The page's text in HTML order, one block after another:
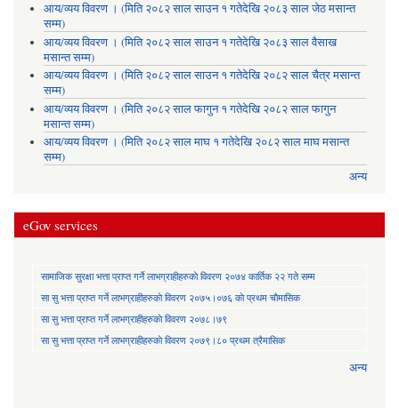
आय/व्यय विवरण । (मिति २०८२ साल साउन १ गतेदेखि २०८३ साल जेठ मसान्त
सम्म)
आय/व्यय विवरण । (मिति २०८२ साल साउन १ गतेदेखि २०८३ साल वैसाख
मसान्त सम्म)
आय/व्यय विवरण । (मिति २०८२ साल साउन १ गतेदेखि २०८२ साल चैत्र मसान्त
सम्म)
आय/व्यय विवरण । (मिति २०८२ साल फागुन १ गतेदेखि २०८२ साल फागुन
मसान्त सम्म)
आय/व्यय विवरण । (मिति २०८२ साल माघ १ गतेदेखि २०८२ साल माघ मसान्त
सम्म)
अन्य
eGov services
सामाजिक सुरक्षा भत्ता प्राप्त गर्ने लाभग्राहीहरुकाे विवरण २०७४ कार्तिक २२ गते सम्म
सा‍ सु भत्ता प्राप्त गर्ने लाभग्राहीहरुकाे विवरण २०७५।०७६ काे प्रथम चाैमासिक
सा‍ सु भत्ता प्राप्त गर्ने लाभग्राहीहरुकाे विवरण २०७८।७९
सा‍ सु भत्ता प्राप्त गर्ने लाभग्राहीहरुकाे विवरण २०७९।८० प्रथम त्रैमासिक
अन्य